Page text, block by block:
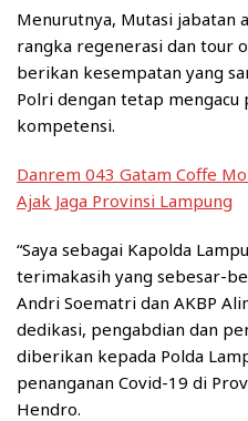
Menurutnya, Mutasi jabatan
rangka regenerasi dan tour
berikan kesempatan yang
Polri dengan tetap mengacu
kompetensi.
Danrem 043 Gatam Coffe
Ajak Jaga Provinsi Lampung
“Saya sebagai Kapolda
terimakasih yang sebesar-
Andri Soematri dan AKBP
dedikasi, pengabdian dan
diberikan kepada Polda
penanganan Covid-19 di
Hendro.